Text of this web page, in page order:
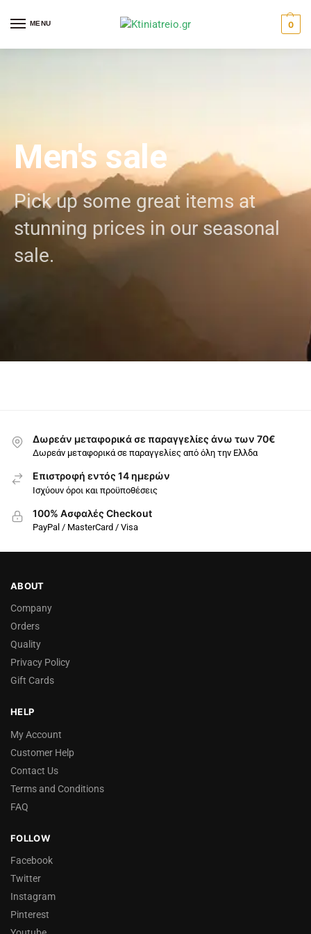
MENU 0
Men's sale
Pick up some great items at
stunning prices in our seasonal
sale.
Δωρεάν μεταφορικά σε παραγγελίες άνω των 70€
Δωρεάν μεταφορικά σε παραγγελίες από όλη την Ελλδα
Επιστροφή εντός 14 ημερών
Ισχύουν όροι και προϋποθέσεις
100% Ασφαλές Checkout
PayPal / MasterCard / Visa
ABOUT
Company
Orders
Quality
Privacy Policy
Gift Cards
HELP
My Account
Customer Help
Contact Us
Terms and Conditions
FAQ
FOLLOW
Facebook
Twitter
Instagram
Pinterest